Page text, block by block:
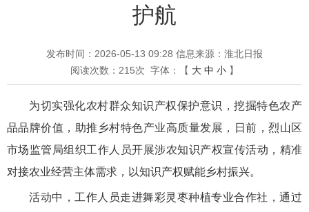
护航
发布时间：2026-05-13 09:28 信息来源：淮北日报
阅读次数： 215次 字体：【 大 中 小 】
为切实强化农村群众知识产权保护意识，挖掘特色农产
品品牌价值，助推乡村特色产业高质量发展，日前，烈山区
市场监管局组织工作人员开展涉农知识产权宣传活动，精准
对接农业经营主体需求，以知识产权赋能乡村振兴。
活动中，工作人员走进舞彩灵枣种植专业合作社，通过